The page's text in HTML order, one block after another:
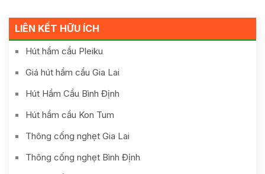
LIÊN KẾT HỮU ÍCH
Hút hầm cầu Pleiku
Giá hút hầm cầu Gia Lai
Hút Hầm Cầu Bình Định
Hút hầm cầu Kon Tum
Thông cống nghẹt Gia Lai
Thông cống nghẹt Bình Định